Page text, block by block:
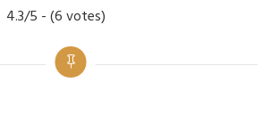
4.3/5 - (6 votes)